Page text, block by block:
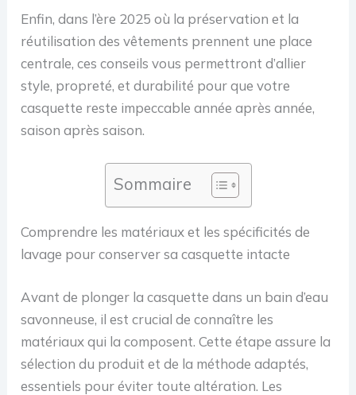
Enfin, dans l’ère 2025 où la préservation et la
réutilisation des vêtements prennent une place
centrale, ces conseils vous permettront d’allier
style, propreté, et durabilité pour que votre
casquette reste impeccable année après année,
saison après saison.
Sommaire
Comprendre les matériaux et les spécificités de
lavage pour conserver sa casquette intacte
Avant de plonger la casquette dans un bain d’eau
savonneuse, il est crucial de connaître les
matériaux qui la composent. Cette étape assure la
sélection du produit et de la méthode adaptés,
essentiels pour éviter toute altération. Les